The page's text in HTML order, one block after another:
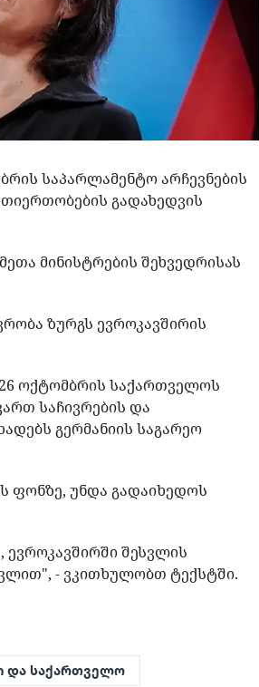
საპარლამენტო არჩევნების
გადახედვის
მინისტრების შეხვედრისას
ზურგს ევროკავშირის
ოქტომბრის საქართველოს
საჩივრების და
გერმანიის საგარეო
ფონზე, უნდა გადაიხედოს
შესვლის
- ვკითხულობთ ტექსტში.
და საქართველო